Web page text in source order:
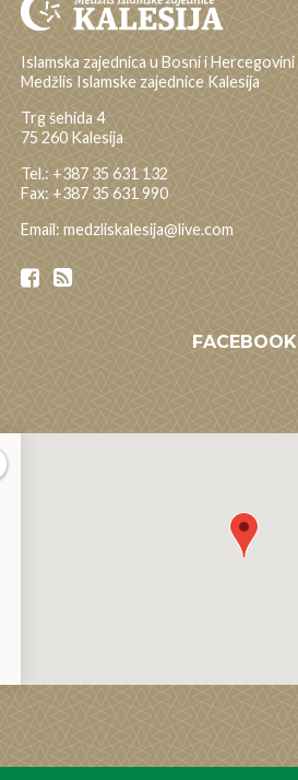
Islamska zajednica u Bosni i Hercegovini
Medžlis Islamske zajednice Kalesija
Trg šehida 4
75 260 Kalesija
Tel.: +387 35 631 132
Fax: +387 35 631 990
Email: medzliskalesija@live.com
FACEBOOK